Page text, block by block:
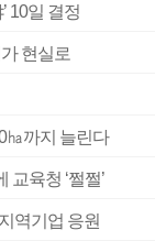
10일 결정
현실로
㏊까지 늘린다
육청 ‘쩔쩔’
역기업 응원